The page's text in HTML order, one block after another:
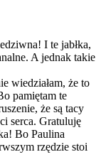
I te jabłka,
A jednak takie
wiedziałam, że to
pamiętam te
że są tacy
serca. Gratuluję
Bo Paulina
rzędzie stoi